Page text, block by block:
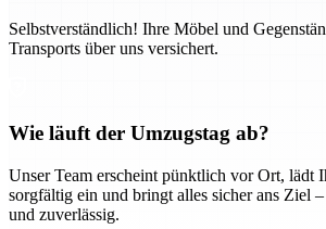
Selbstverständlich! Ihre Möbel und
Transports über uns versichert.
Wie läuft der Umzugstag ab?
Unser Team erscheint pünktlich vor Ort, lädt
sorgfältig ein und bringt alles sicher ans Ziel
und zuverlässig.